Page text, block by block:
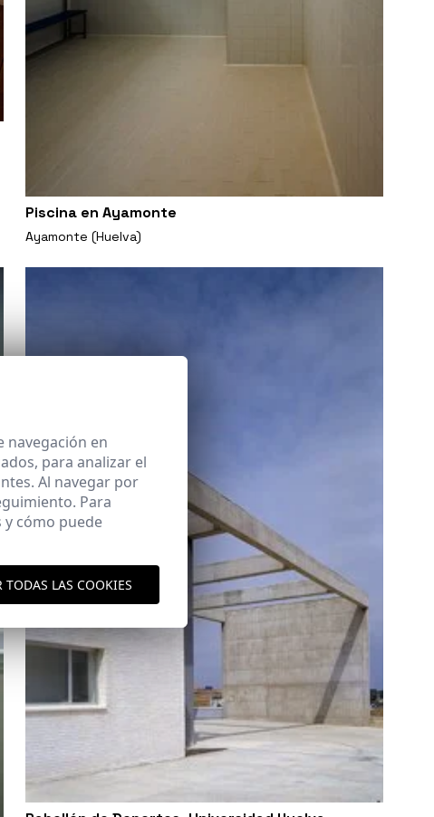
Piscina en Ayamonte
Ayamonte (Huelva)
navegación en
para analizar el
Al navegar por
Para
cómo puede
TODAS LAS COOKIES